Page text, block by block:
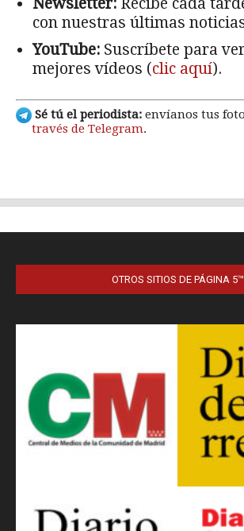
OTROS SITIOS DE PÁGINA 5™